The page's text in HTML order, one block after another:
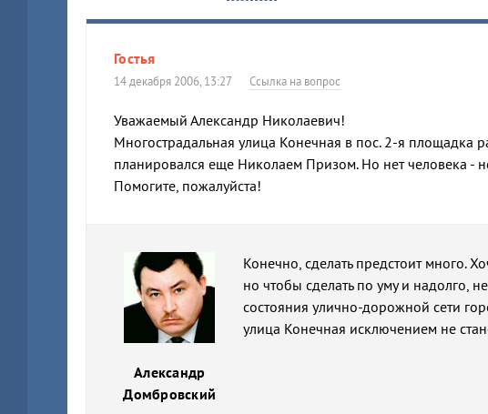
Гостья
14 декабря 2006, 13:27 Ссылка на вопрос
Уважаемый Александр Николаевич!
Многострадальная улица Конечная в пос. 2-я площадка
планировался еще Николаем Призом. Но нет человека -
Помогите, пожалуйста!
Александр
Домбровский
Конечно, сделать предстоит много.
но чтобы сделать по уму и надолго,
состояния улично-дорожной сети
улица Конечная исключением не